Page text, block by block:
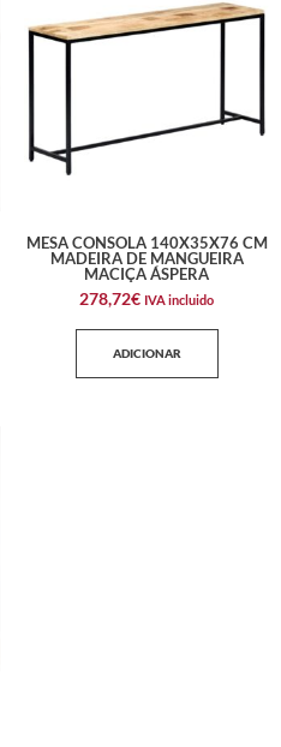
MESA CONSOLA 140X35X76 CM
MADEIRA DE MANGUEIRA
MACIÇA ÁSPERA
278,72€ IVA incluido
ADICIONAR